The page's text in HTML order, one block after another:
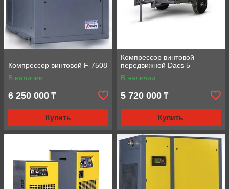
Компрессор винтовой F-7508
В наличии
6 250 000 ₸
Купить
Компрессор винтовой
передвижной Dacs 5
В наличии
5 720 000 ₸
Купить